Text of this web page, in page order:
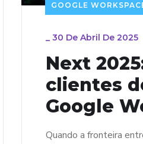
GOOGLE
_ 30 De Abril De 2025
Next
clientes
Google
Quando a fronteira